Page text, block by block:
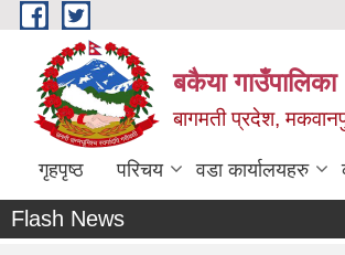
Skip to main content
बकैया गाउँपालिका
बागमती प्रदेश,
गृहपृष्ठ परिचय वडा कार्यालयहरु
Flash News